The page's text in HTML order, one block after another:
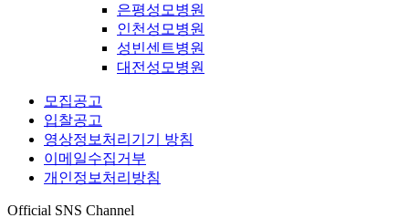
은평성모병원
인천성모병원
성빈센트병원
대전성모병원
모집공고
입찰공고
영상정보처리기기 방침
이메일수집거부
개인정보처리방침
Official SNS Channel